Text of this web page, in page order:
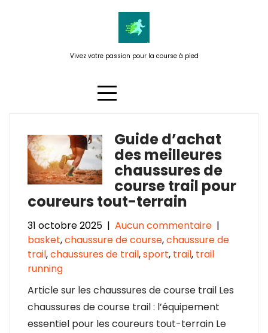
Vivez votre passion pour la course à pied
Catégorie : trail running
Guide d’achat
des meilleures
chaussures de
course trail pour
coureurs tout-terrain
31 octobre 2025 | Aucun commentaire |
basket,chaussure de course,chaussure de
trail,chaussures de trail,sport, trail, trail
running
Article sur les chaussures de course trail Les
chaussures de course trail : l’équipement
essentiel pour les coureurs tout-terrain Le